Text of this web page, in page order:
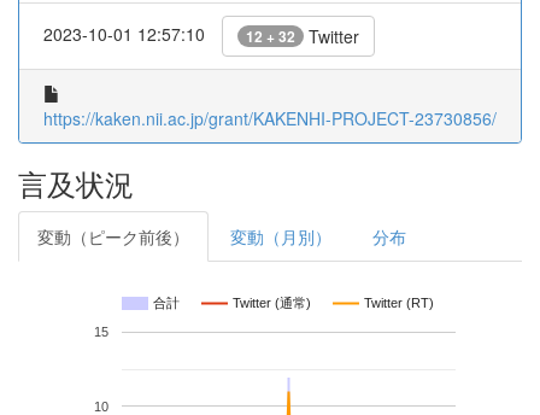
2023-10-01 12:57:10 12 + 32 Twitter
https://kaken.nii.ac.jp/grant/KAKENHI-PROJECT-23730856/
言及状況
変動（ピーク前後） 変動（月別） 分布
合計 Twitter (通常) Twitter (RT)
10
15